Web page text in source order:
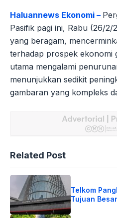
Haluannews Ekonomi –
Pasifik pagi ini, Rabu (26/
yang beragam,
terhadap prospek ekonomi
utama mengalami
menunjukkan sedikit
gambaran yang kompleks
Related Post
Telkom
Tujuan